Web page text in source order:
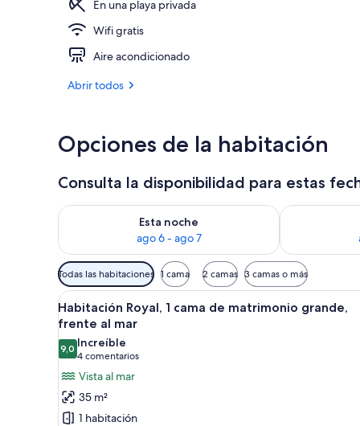
En una playa privada
Wifi gratis
Aire acondicionado
Abrir todos
Opciones de la habitación
Consulta la disponibilidad para estas
Esta noche
ago 6 - ago 7
Consulta la disponibilidad para esta noche, ago 6 -
Consulta la
Filtros
disponibles
para
las
habitaciones
Todas las habitaciones 1 cama 2 camas 3 camas o más
Abrir
todas
las
fotos
de
Habitación
Royal,
Una habitación de hotel con
29
Habitación Royal, 1 cama de matrimonio grande,
frente al mar
9,09,0 de 10
Increíble
4 comentarios
(4 comentarios)
Vista al mar
35 m²
1 habitación